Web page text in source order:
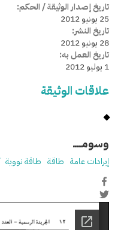
تاريخ إصدار الوثيقة / الحكم:
25 يونيو 2012
تاريخ النشر:
28 يونيو 2012
تاريخ العمل به:
1 يوليو 2012
علاقات الوثيقة
وسومـــــ
إيرادات عامة طاقة طاقة نووية